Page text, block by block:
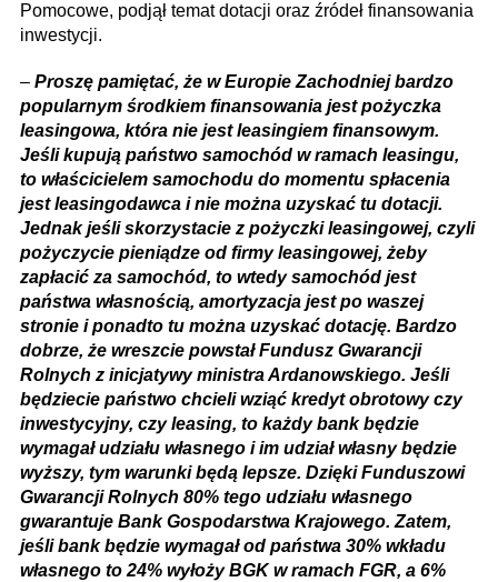
Pomocowe, podjął temat dotacji oraz źródeł finansowania
inwestycji.
– Proszę pamiętać, że w Europie Zachodniej bardzo
popularnym środkiem finansowania jest pożyczka
leasingowa, która nie jest leasingiem finansowym.
Jeśli kupują państwo samochód w ramach leasingu,
to właścicielem samochodu do momentu spłacenia
jest leasingodawca i nie można uzyskać tu dotacji.
Jednak jeśli skorzystacie z pożyczki leasingowej, czyli
pożyczycie pieniądze od firmy leasingowej, żeby
zapłacić za samochód, to wtedy samochód jest
państwa własnością, amortyzacja jest po waszej
stronie i ponadto tu można uzyskać dotację. Bardzo
dobrze, że wreszcie powstał Fundusz Gwarancji
Rolnych z inicjatywy ministra Ardanowskiego. Jeśli
będziecie państwo chcieli wziąć kredyt obrotowy czy
inwestycyjny, czy leasing, to każdy bank będzie
wymagał udziału własnego i im udział własny będzie
wyższy, tym warunki będą lepsze. Dzięki Funduszowi
Gwarancji Rolnych 80% tego udziału własnego
gwarantuje Bank Gospodarstwa Krajowego. Zatem,
jeśli bank będzie wymagał od państwa 30% wkładu
własnego to 24% wyłoży BGK w ramach FGR, a 6%